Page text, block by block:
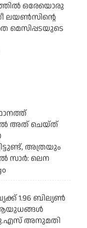
ഒരേയൊരു
ലയണ്‍സിന്റെ
മെസിപ്പടയുടെ
അത് ചെയ്ത്
അത്രയും
സാര്‍: ലെന
1.96 ബില്യണ്‍
ആയുധങ്ങള്‍
അനുമതി